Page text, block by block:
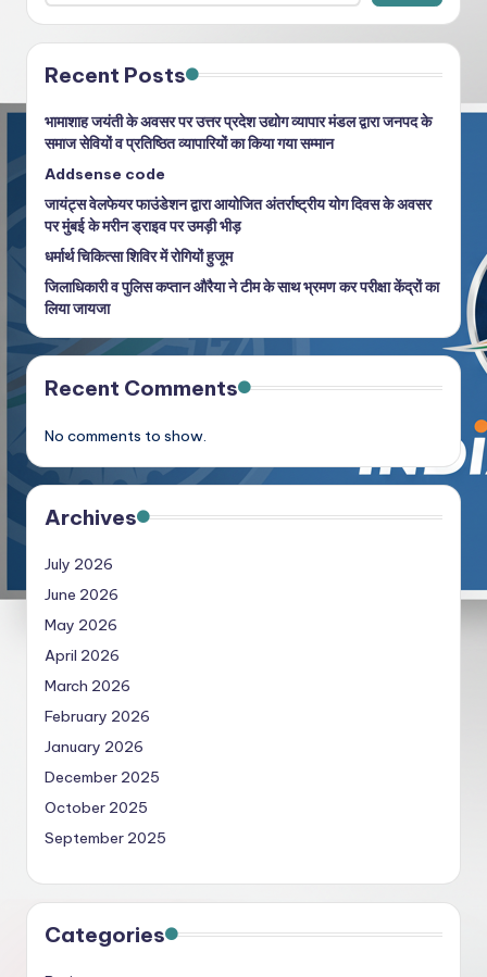
Recent Posts
भामाशाह जयंती के अवसर पर उत्तर प्रदेश उद्योग व्यापार मंडल द्वारा जनपद के
समाज सेवियों व प्रतिष्ठित व्यापारियों का किया गया सम्मान
Addsense code
जायंट्स वेलफेयर फाउंडेशन द्वारा आयोजित अंतर्राष्ट्रीय योग दिवस के अवसर
पर मुंबई के मरीन ड्राइव पर उमड़ी भीड़
धर्मार्थ चिकित्सा शिविर में रोगियों हुजूम
जिलाधिकारी व पुलिस कप्तान औरैया ने टीम के साथ भ्रमण कर परीक्षा केंद्रों का
लिया जायजा
Recent Comments
No comments to show.
Archives
July 2026
June 2026
May 2026
April 2026
March 2026
February 2026
January 2026
December 2025
October 2025
September 2025
Categories